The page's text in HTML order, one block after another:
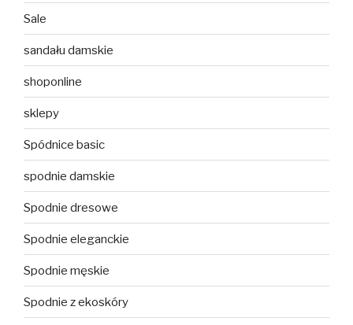
Sale
sandału damskie
shoponline
sklepy
Spódnice basic
spodnie damskie
Spodnie dresowe
Spodnie eleganckie
Spodnie męskie
Spodnie z ekoskóry